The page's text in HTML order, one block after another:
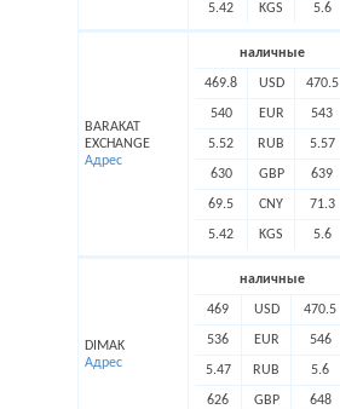
5.42 KGS 5.6
BARAKAT
EXCHANGE
Адрес
наличные
469.8 USD 470.5
540 EUR 543
5.52 RUB 5.57
630 GBP 639
69.5 CNY 71.3
5.42 KGS 5.6
DIMAK
Адрес
наличные
469 USD 470.5
536 EUR 546
5.47 RUB 5.6
626 GBP 648